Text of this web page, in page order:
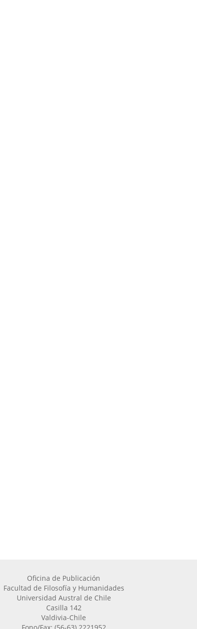
Oficina de Publicación
Facultad de Filosofía y Humanidades
Universidad Austral de Chile
Casilla 142
Valdivia-Chile